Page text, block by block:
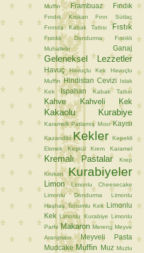
Muffin
Frambuaz Fındık
Fındık Krokan
Fırın Sütlaç
Fırında Kabak Tatlısı
Fıstık
Fıstıklı Dondurma
Fıstıklı
Muhallebi
Ganaj
Geleneksel Lezzetler
Havuç Havuçlu Kek
Havuçlu
Muffin Hindistan Cevizi
Islak
Kek
Ispahan Kabak Tatlısı
Kahve Kahveli Kek
Kakaolu Kurabiye
Karamelli Patlamış Mısır Kayısı
Kazandibi Kekler Kepekli
Ekmek
Keşkül Krem Karamel
Kremalı Pastalar Krep
Krokan Kurabiyeler
Limon
Limonlu Cheesecake
Limonlu Dondurma
Limonlu
Haşhaş Tohumlu Kek
Limonlu
Kek Limonlu Kurabiye Limonlu
Parfe Makaron Mereng Meyve
Aranjmanı
Meyveli Pasta
Mudcake Muffin Muz Muzlu